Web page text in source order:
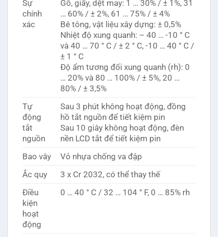
Sự
chính
xác
Gỗ, giấy, dệt may: 1 … 30% / ± 1%, 31
… 60% / ± 2%, 61 … 75% / ± 4%
Bê tông, vật liệu xây dựng: ± 0,5%
Nhiệt độ xung quanh: – 40 … -10 ° C
và 40 … 70 ° C / ± 2 ° C, -10 … 40 ° C /
± 1 ° C
Độ ẩm tương đối xung quanh (rh): 0
… 20% và 80 … 100% / ± 5%, 20 …
80% / ± 3,5%
Tự
động
tắt
nguồn
Sau 3 phút không hoạt động, đồng
hồ tắt nguồn để tiết kiệm pin
Sau 10 giây không hoạt động, đèn
nền LCD tắt để tiết kiệm pin
Bao vây
Vỏ nhựa chống va đập
Ắc quy
3 x Cr 2032, có thể thay thế
Điều
kiện
hoạt
động
0 … 40 ° C / 32 … 104 ° F, 0 … 85% rh